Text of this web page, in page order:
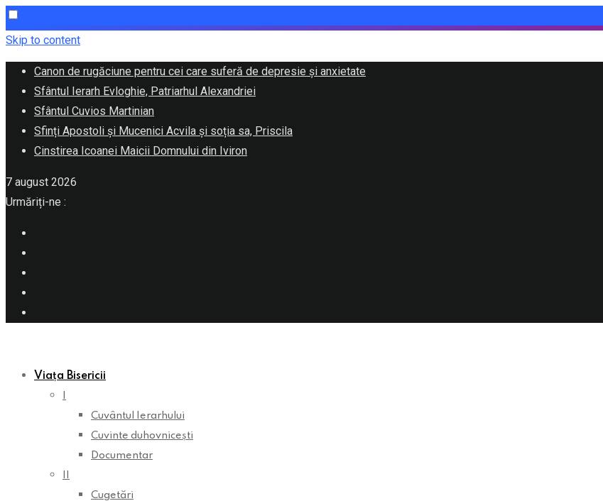
Skip to content
Canon de rugăciune pentru cei care suferă de depresie și anxietate
Sfântul Ierarh Evloghie, Patriarhul Alexandriei
Sfântul Cuvios Martinian
Sfinți Apostoli și Mucenici Acvila și soția sa, Priscila
Cinstirea Icoanei Maicii Domnului din Iviron
7 august 2026
Urmăriți-ne :
Viața Bisericii
Cuvântul Ierarhului
Cuvinte duhovnicești
Documentar
Cugetări